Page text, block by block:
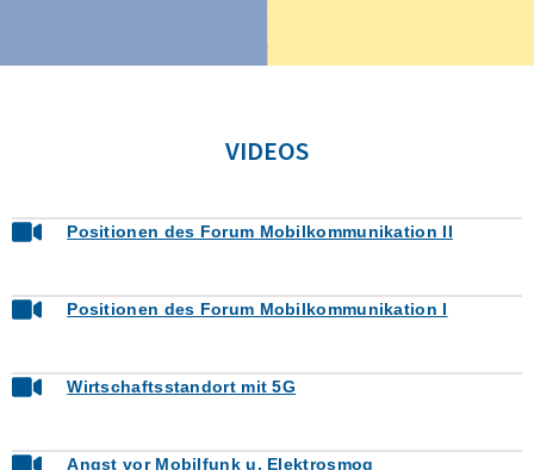
VIDEOS
Positionen des Forum Mobilkommunikation II
Positionen des Forum Mobilkommunikation I
Wirtschaftsstandort mit 5G
Angst vor Mobilfunk u. Elektrosmog